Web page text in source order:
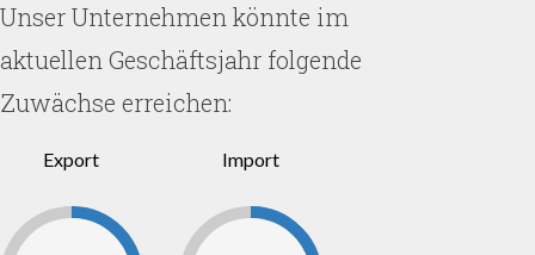
Unser Unternehmen könnte im
aktuellen Geschäftsjahr folgende
Zuwächse erreichen:
Export Import